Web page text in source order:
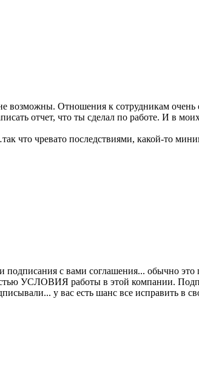
Отношения к сотрудникам очень
отчет, что ты сделал по работе. И в
что чревато последствиями, какой-то
с вами соглашения... обычно
УСЛОВИЯ работы в этой компании.
у вас есть шанс все исправить в